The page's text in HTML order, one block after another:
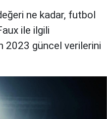
ne kadar, futbol
ile ilgili
2023 güncel verilerini